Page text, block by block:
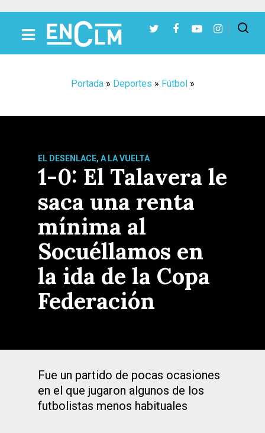
Portada» Deportes » Fútbol»
EL DESENLACE, A LA VUELTA
1-0: El Talavera le
saca una renta
mínima al
Socuéllamos en
la ida de la Copa
Federación
Fue un partido de pocas ocasiones
en el que jugaron algunos de los
futbolistas menos habituales